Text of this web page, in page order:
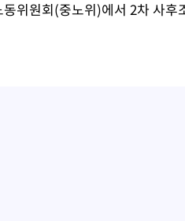
위원회(중노위)에서 2차 사후